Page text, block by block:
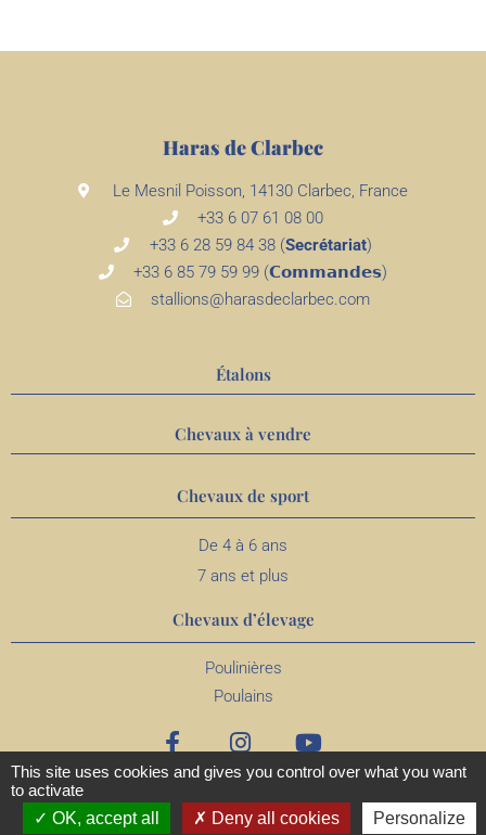
Haras de Clarbec
Le Mesnil Poisson, 14130 Clarbec, France
+33 6 07 61 08 00
+33 6 28 59 84 38 (Secrétariat)
+33 6 85 79 59 99 (𝗖𝗼𝗺𝗺𝗮𝗻𝗱𝗲𝘀)
stallions@harasdeclarbec.com
Étalons
Chevaux à vendre
Chevaux de sport
De 4 à 6 ans
7 ans et plus
Chevaux d’élevage
Poulinières
Poulains
This site uses cookies and gives you control over what you want
to activate
OK, accept all
Deny all cookies Personalize